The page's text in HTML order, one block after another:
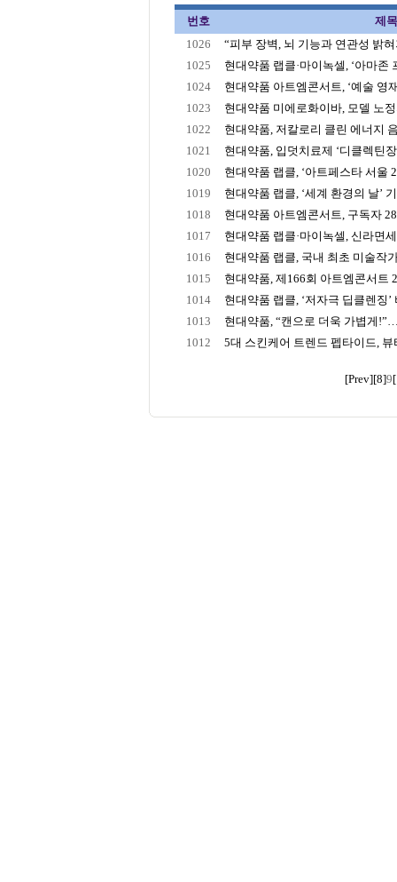
번호
제목
1026
“피부 장벽, 뇌 기능과 연관성 밝
1025
현대약품 랩클·마이녹셀, ‘아마존
1024
현대약품 아트엠콘서트, ‘예술 영
1023
현대약품 미에로화이바, 모델 노
1022
현대약품, 저칼로리 클린 에너지
1021
현대약품, 입덧치료제 ‘디클렉틴
1020
현대약품 랩클, ‘아트페스타 서울
1019
현대약품 랩클, ‘세계 환경의 날’
1018
현대약품 아트엠콘서트, 구독자
1017
현대약품 랩클·마이녹셀, 신라면
1016
현대약품 랩클, 국내 최초 미술작
1015
현대약품, 제166회 아트엠콘서트
1014
현대약품 랩클, ‘저자극 딥클렌징’
1013
현대약품, “캔으로 더욱 가볍게
1012
5대 스킨케어 트렌드 펩타이드, 뷰
[Prev][8]9